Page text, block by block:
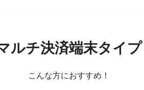
ルチ決済端末タイプ
こんな方におすすめ！